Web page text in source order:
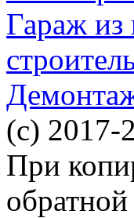
Гараж из
(c) 2017-
При